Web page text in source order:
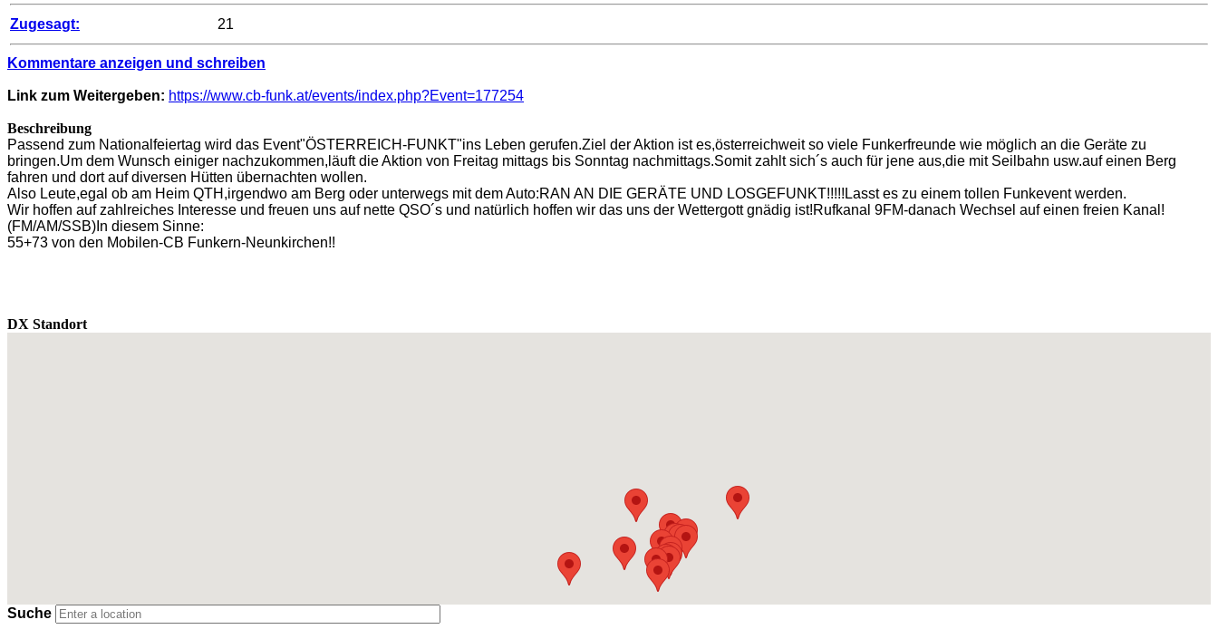
Zugesagt: 21
Kommentare anzeigen und schreiben
Link zum Weitergeben: https://www.cb-funk.at/events/index.php?Event=177254
Beschreibung
Passend zum Nationalfeiertag wird das Event"ÖSTERREICH-FUNKT"ins Leben gerufen.Ziel der Aktion ist es,österreichweit so viele Funkerfreunde wie möglich an die Geräte zu
bringen.Um dem Wunsch einiger nachzukommen,läuft die Aktion von Freitag mittags bis Sonntag nachmittags.Somit zahlt sich´s auch für jene aus,die mit Seilbahn usw.auf einen Berg
fahren und dort auf diversen Hütten übernachten wollen.
Also Leute,egal ob am Heim QTH,irgendwo am Berg oder unterwegs mit dem Auto:RAN AN DIE GERÄTE UND LOSGEFUNKT!!!!!Lasst es zu einem tollen Funkevent werden.
Wir hoffen auf zahlreiches Interesse und freuen uns auf nette QSO´s und natürlich hoffen wir das uns der Wettergott gnädig ist!Rufkanal 9FM-danach Wechsel auf einen freien Kanal!
(FM/AM/SSB)In diesem Sinne:
55+73 von den Mobilen-CB Funkern-Neunkirchen!!
DX Standort
Suche